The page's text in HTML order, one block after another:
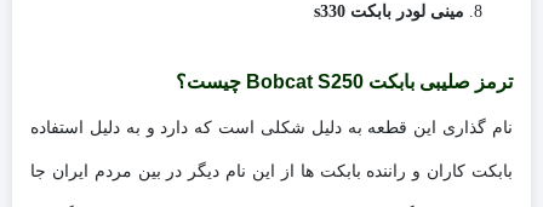
مینی لودر بابکت s330
ترمز صلیبی بابکت Bobcat S250 چیست؟
نام گذاری این قطعه به دلیل شکلی است که دارد و به دلیل استفاده
بابکت کاران و راننده بابکت ها از این نام دیگر در بین مردم ایران جا